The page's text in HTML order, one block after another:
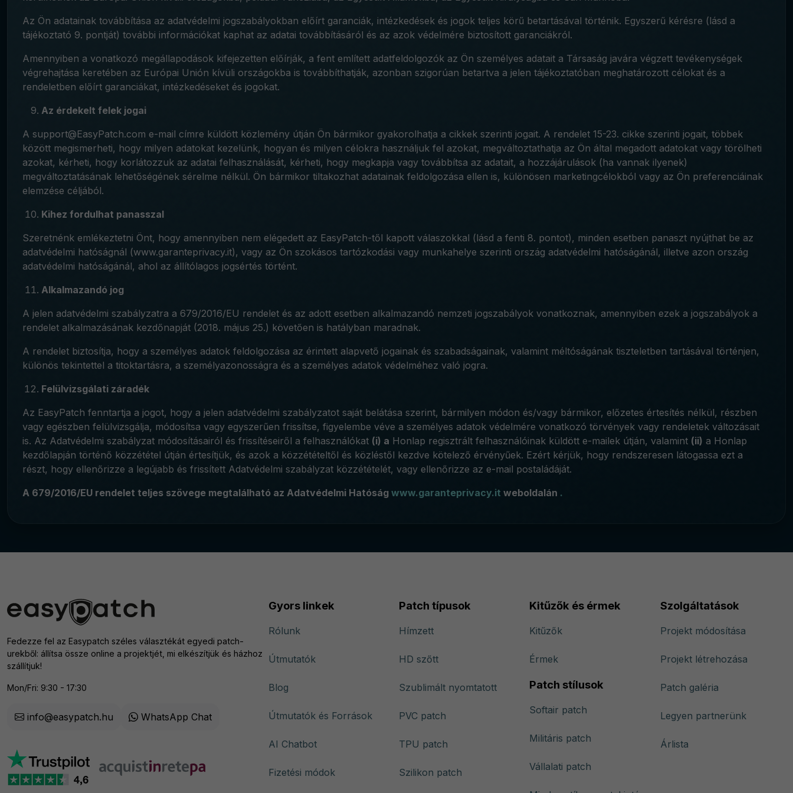
Az Ön adatainak továbbítása az adatvédelmi jogszabályokban előírt garanciák, intézkedések és jogok teljes körű betartásával történik. Egyszerű kérésre (lásd a
tájékoztató 9. pontját) további információkat kaphat az adatai továbbításáról és az azok védelmére biztosított garanciákról.
Amennyiben a vonatkozó megállapodások kifejezetten előírják, a fent említett adatfeldolgozók az Ön személyes adatait a Társaság javára végzett tevékenységek
végrehajtása keretében az Európai Unión kívüli országokba is továbbíthatják, azonban szigorúan betartva a jelen tájékoztatóban meghatározott célokat és a
rendeletben előírt garanciákat, intézkedéseket és jogokat.
Az érdekelt felek jogai
A support@EasyPatch.com e-mail címre küldött közlemény útján Ön bármikor gyakorolhatja a cikkek szerinti jogait. A rendelet 15-23. cikke szerinti jogait, többek
között megismerheti, hogy milyen adatokat kezelünk, hogyan és milyen célokra használjuk fel azokat, megváltoztathatja az Ön által megadott adatokat vagy törölheti
azokat, kérheti, hogy korlátozzuk az adatai felhasználását, kérheti, hogy megkapja vagy továbbítsa az adatait, a hozzájárulások (ha vannak ilyenek)
megváltoztatásának lehetőségének sérelme nélkül. Ön bármikor tiltakozhat adatainak feldolgozása ellen is, különösen marketingcélokból vagy az Ön preferenciáinak
elemzése céljából.
Kihez fordulhat panasszal
Szeretnénk emlékeztetni Önt, hogy amennyiben nem elégedett az EasyPatch-től kapott válaszokkal (lásd a fenti 8. pontot), minden esetben panaszt nyújthat be az
adatvédelmi hatóságnál (www.garanteprivacy.it), vagy az Ön szokásos tartózkodási vagy munkahelye szerinti ország adatvédelmi hatóságánál, illetve azon ország
adatvédelmi hatóságánál, ahol az állítólagos jogsértés történt.
Alkalmazandó jog
A jelen adatvédelmi szabályzatra a 679/2016/EU rendelet és az adott esetben alkalmazandó nemzeti jogszabályok vonatkoznak, amennyiben ezek a jogszabályok a
rendelet alkalmazásának kezdőnapját (2018. május 25.) követően is hatályban maradnak.
A rendelet biztosítja, hogy a személyes adatok feldolgozása az érintett alapvető jogainak és szabadságainak, valamint méltóságának tiszteletben tartásával történjen,
különös tekintettel a titoktartásra, a személyazonosságra és a személyes adatok védelméhez való jogra.
Felülvizsgálati záradék
Az EasyPatch fenntartja a jogot, hogy a jelen adatvédelmi szabályzatot saját belátása szerint, bármilyen módon és/vagy bármikor, előzetes értesítés nélkül, részben
vagy egészben felülvizsgálja, módosítsa vagy egyszerűen frissítse, figyelembe véve a személyes adatok védelmére vonatkozó törvények vagy rendeletek változásait
is. Az Adatvédelmi szabályzat módosításairól és frissítéseiről a felhasználókat (i) a Honlap regisztrált felhasználóinak küldött e-mailek útján, valamint (ii) a Honlap
kezdőlapján történő közzététel útján értesítjük, és azok a közzétételtől és közléstől kezdve kötelező érvényűek. Ezért kérjük, hogy rendszeresen látogassa ezt a
részt, hogy ellenőrizze a legújabb és frissített Adatvédelmi szabályzat közzétételét, vagy ellenőrizze az e-mail postaládáját.
A 679/2016/EU rendelet teljes szövege megtalálható az Adatvédelmi Hatóság www.garanteprivacy.it weboldalán .
Fedezze fel az Easypatch széles választékát egyedi patch-
urekből: állítsa össze online a projektjét, mi elkészítjük és házhoz
szállítjuk!
Mon/Fri: 9:30 - 17:30
info@easypatch.hu WhatsApp Chat
Gyors linkek
Rólunk
Útmutatók
Blog
Útmutatók és Források
AI Chatbot
Fizetési módok
Patch típusok
Hímzett
HD szőtt
Szublimált nyomtatott
PVC patch
TPU patch
Szilikon patch
Kitűzők és érmek
Kitűzők
Érmek
Patch stílusok
Softair patch
Militáris patch
Vállalati patch
Szolgáltatások
Projekt módosítása
Projekt létrehozása
Patch galéria
Legyen partnerünk
Árlista